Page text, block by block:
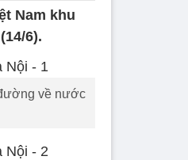
Nam khu
6).
về nước